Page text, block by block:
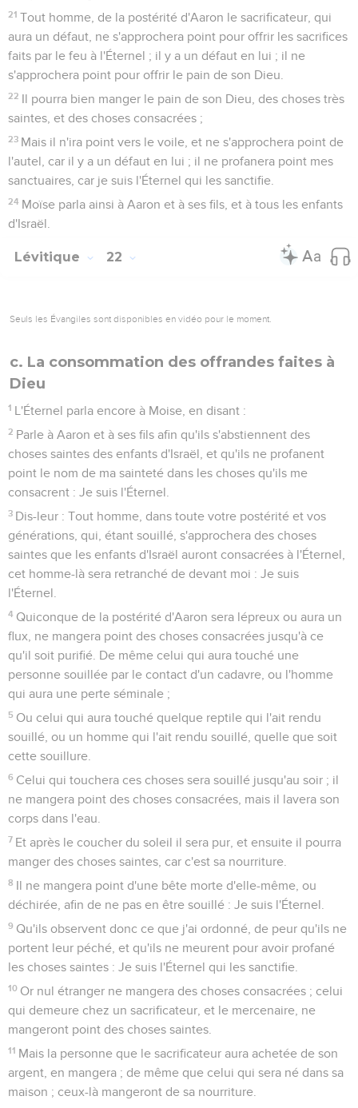
Vous n'offrirez rien qui ait un défaut ; car ce ne serait
point agréé pour vous.
21 Et quand un homme offrira à l'Éternel un sacrifice de
prospérités, de gros ou de menu bétail, pour s'acquitter d'un
voeu, ou en offrande volontaire, pour être agréée la victime
Vous n'en offrirez point à l'Éternel qui soit aveugle, ou
estropiée, ou mutilée, ou affectée d'ulcères, de la gale ou
par le feu, à l'Éternel.
ou un agneau ayant quelque membre trop long ou trop
point dans votre pays un animal dont les testicules ont été
25
Vous n'accepterez de la main d'un étranger aucune de
ces victimes pour l'offrir comme aliment de votre Dieu ; car
agréées en votre faveur.
26 L'Éternel parla encore à Moïse, en disant :
Quand un veau, un agneau ou un chevreau naîtra, il sera
sept jours avec sa mère ; et à partir du huitième jour et les
l'Éternel.
28
Soit gros soit menu bétail, vous n'égorgerez pas un animal
et son petit le même jour.
29 Et quand vous offrirez un sacrifice d'actions de grâces à
l'Éternel, vous le sacrifierez de manière qu'il soit agréé en
votre faveur.
Il sera mangé le jour même, vous n'en laisserez rien
jusqu'au matin : Je suis l'Éternel.
31 Gardez donc mes commandements, et accomplissez-les :
Je suis l'Éternel.
32 Et ne profanez point mon saint nom, et je serai sanctifié au
milieu des enfants d'Israël : Je suis l'Éternel, qui vous
sanctifie,
33 Qui vous ai fait sortir du pays d'Égypte pour être votre
Dieu. Je suis l'Éternel.
Lévitique
Le Sabbat
1 L'Éternel parla aussi à Moïse, en disant :
2 Parle aux enfants d'Israël, et dis-leur : Les fêtes de l'Éternel,
que vous publierez comme de saintes convocations, ce sont
là mes fêtes.
3 On travaillera six jours ; mais le septième jour est le sabbat,
le jour du repos ; il y aura une sainte convocation ; vous ne